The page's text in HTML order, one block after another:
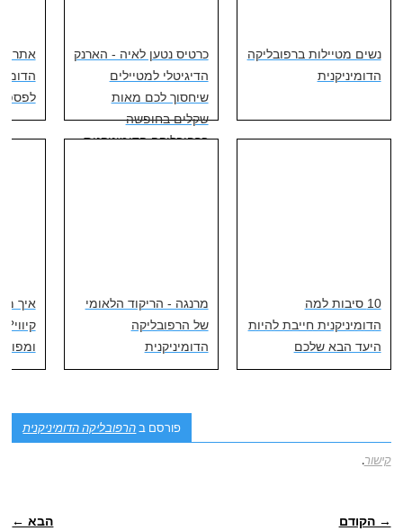
נשים מטיילות ברפובליקה
הדומיניקנית
כרטיס נטען לאיה - הארנק
הדיגיטלי למטיילים
שיחסוך לכם מאות
שקלים בחופשה
ברפובליקה הדומיניקנית
אתרי
10 סיבות למה
הדומיניקנית חייבת להיות
היעד הבא שלכם
מרנגה - הריקוד הלאומי
של הרפובליקה
הדומיניקנית
איך
פורסם בהרפובליקה הדומיניקנית
קישור.
→ הקודם הבא ←